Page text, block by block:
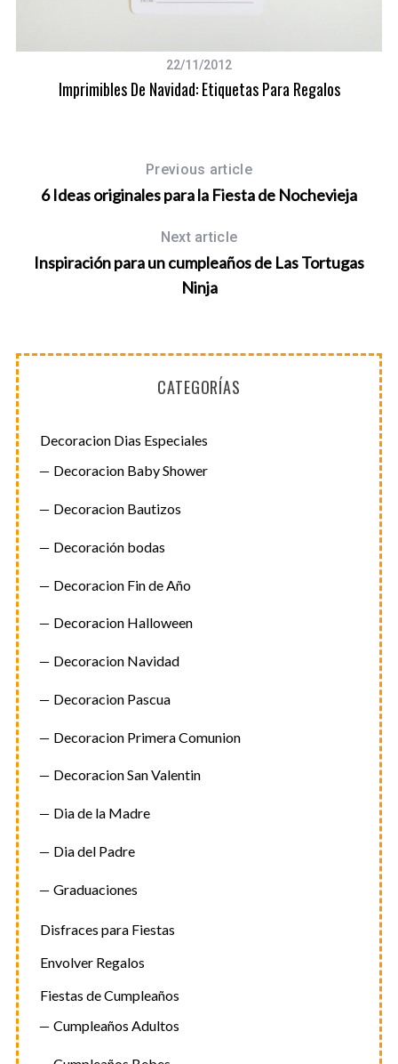
22/11/2012
Imprimibles De Navidad: Etiquetas Para Regalos
Previous article
6 Ideas originales para la Fiesta de Nochevieja
Next article
Inspiración para un cumpleaños de Las Tortugas
Ninja
CATEGORÍAS
Decoracion Dias Especiales
Decoracion Baby Shower
Decoracion Bautizos
Decoración bodas
Decoracion Fin de Año
Decoracion Halloween
Decoracion Navidad
Decoracion Pascua
Decoracion Primera Comunion
Decoracion San Valentin
Dia de la Madre
Dia del Padre
Graduaciones
Disfraces para Fiestas
Envolver Regalos
Fiestas de Cumpleaños
Cumpleaños Adultos